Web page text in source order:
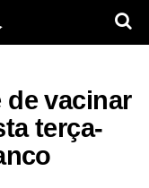
de vacinar
terça-